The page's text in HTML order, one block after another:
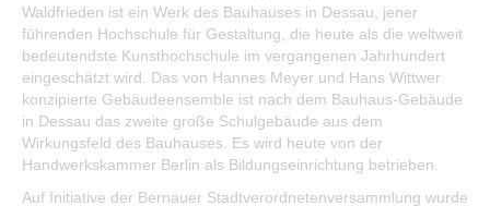
Stadtinformation
Bildung & Soziales
Kinderbetreuung
Schule & Bildung
Jugend
Waldfrieden ist ein Werk des Bauhauses in Dessau, jener
führenden Hochschule für Gestaltung, die heute als die weltweit
bedeutendste Kunsthochschule im vergangenen Jahrhundert
eingeschätzt wird. Das von Hannes Meyer und Hans Wittwer
konzipierte Gebäudeensemble ist nach dem Bauhaus-Gebäude
in Dessau das zweite große Schulgebäude aus dem
Wirkungsfeld des Bauhauses. Es wird heute von der
Handwerkskammer Berlin als Bildungseinrichtung betrieben.
Auf Initiative der Bernauer Stadtverordnetenversammlung wurde